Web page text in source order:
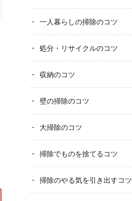
一人暮らしの掃除のコツ
処分・リサイクルのコツ
収納のコツ
壁の掃除のコツ
大掃除のコツ
掃除でものを捨てるコツ
掃除のやる気を引き出すコツ